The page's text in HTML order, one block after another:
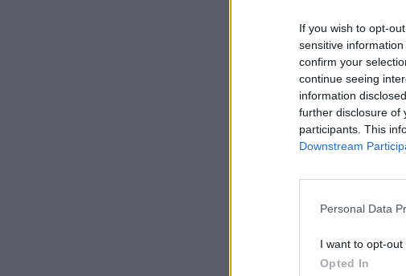
If you wish to opt-
sensitive
confirm your
continue seeing
information
further disclosure of
participants. This
Downstream
Personal Data
I want to opt-out
Opted In